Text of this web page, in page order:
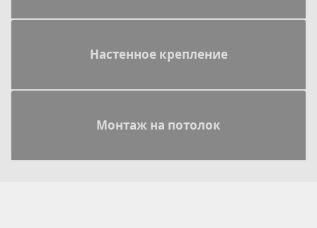
Настенное крепление
Монтаж на потолок